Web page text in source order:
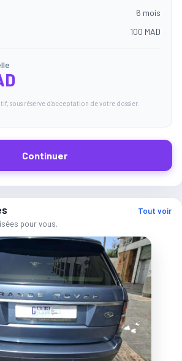
6 mois
100 MAD
sous réserve d'acceptation de votre dossier.
Continuer
pour vous.
Tout voir